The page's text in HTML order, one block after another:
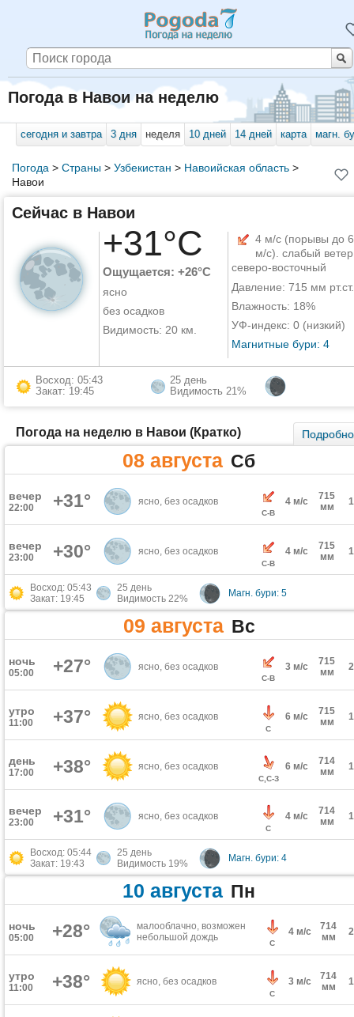
Погода в Навои на неделю
сегодня и завтра 3 дня неделя 10 дней 14 дней карта магн.
Погода > Страны> Узбекистан > Навоийская область>
Навои
Сейчас в Навои
+31°C
Ощущается: +26°C
ясно
без осадков
Видимость: 20 км.
4 м/с (порывы до 6
м/с). слабый
северо-восточный
Давление: 715 мм рт.ст.
Влажность: 18%
УФ-индекс: 0 (низкий)
Магнитные бури: 4
Восход: 05:43
Закат: 19:45
25 день
Видимость 21%
Погода на неделю в Навои (Кратко) Подробно
08 августа Сб
вечер
22:00 +31° ясно, без осадков
С-В
4 м/с
715
мм
вечер
23:00 +30° ясно, без осадков
С-В
4 м/с
715
мм
Восход: 05:43
Закат: 19:45
25 день
Видимость 22%
Магн. бури: 5
09 августа Вс
ночь
05:00 +27° ясно, без осадков
С-В
3 м/с
715
мм
утро
11:00 +37° ясно, без осадков
С
6 м/с
715
мм
день
17:00 +38° ясно, без осадков
С,С-З
6 м/с
714
мм
вечер
23:00 +31° ясно, без осадков
С
4 м/с
714
мм
Восход: 05:44
Закат: 19:43
25 день
Видимость 19%
Магн. бури: 4
10 августа Пн
ночь
05:00 +28°
малооблачно, возможен
небольшой дождь
С
4 м/с
714
мм
утро
11:00 +38° ясно, без осадков
С
3 м/с
714
мм